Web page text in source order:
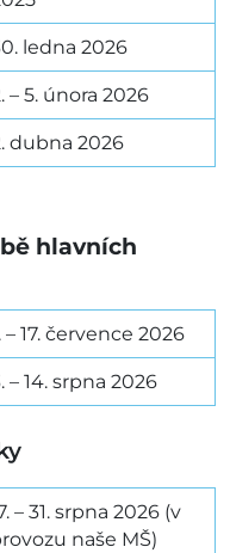
ledna 2026
– 5. února 2026
dubna 2026
hlavních
– 17. července 2026
– 14. srpna 2026
– 31. srpna 2026 (v
naše MŠ)